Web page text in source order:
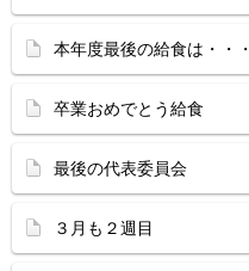
本年度最後の給食は・・・
卒業おめでとう給食
最後の代表委員会
３月も２週目